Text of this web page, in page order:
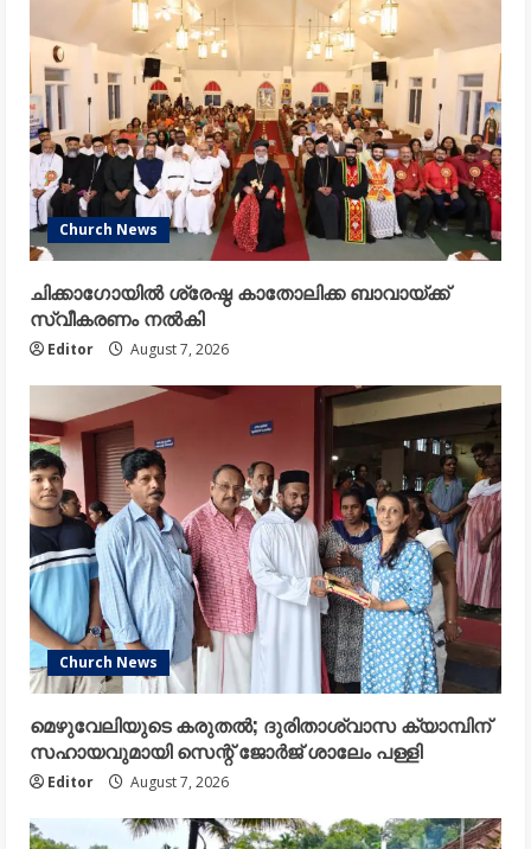
Church News
ചിക്കാഗോയിൽ ശ്രേഷ്ഠ കാതോലിക്ക ബാവായ്ക്ക്
സ്വീകരണം നൽകി
Editor August 7, 2026
Church News
മെഴുവേലിയുടെ കരുതൽ; ദുരിതാശ്വാസ ക്യാമ്പിന്
സഹായവുമായി സെന്റ് ജോർജ് ശാലേം പള്ളി
Editor August 7, 2026